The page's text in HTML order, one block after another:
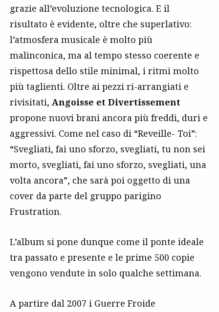
grazie all’evoluzione tecnologica. E il
risultato è evidente, oltre che superlativo:
l’atmosfera musicale è molto più
malinconica, ma al tempo stesso coerente e
rispettosa dello stile minimal, i ritmi molto
più taglienti. Oltre ai pezzi ri-arrangiati e
rivisitati, Angoisse et Divertissement
propone nuovi brani ancora più freddi, duri e
aggressivi. Come nel caso di “Reveille- Toi”:
“Svegliati, fai uno sforzo, svegliati, tu non sei
morto, svegliati, fai uno sforzo, svegliati, una
volta ancora”, che sarà poi oggetto di una
cover da parte del gruppo parigino
Frustration.
L’album si pone dunque come il ponte ideale
tra passato e presente e le prime 500 copie
vengono vendute in solo qualche settimana.
A partire dal 2007 i Guerre Froide